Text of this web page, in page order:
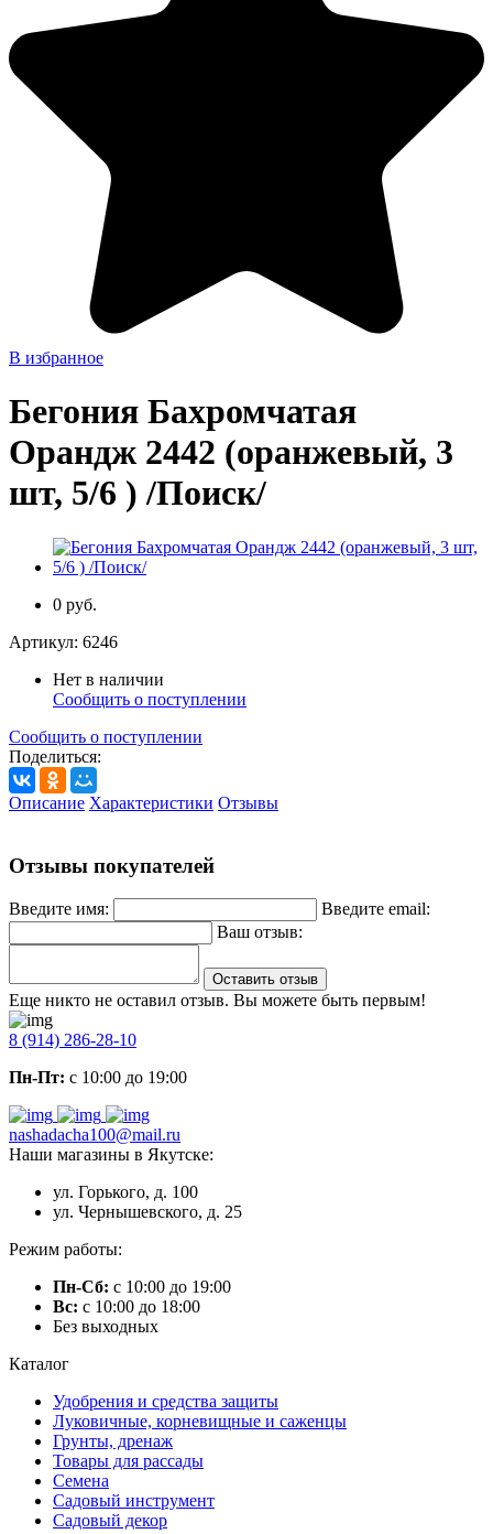
В избранное
Бегония Бахромчатая
Орандж 2442 (оранжевый, 3
шт, 5/6 ) /Поиск/
0 руб.
Артикул: 6246
Нет в наличии
Сообщить о поступлении
Сообщить о поступлении
Поделиться:
Описание Характеристики Отзывы
Отзывы покупателей
Введите имя:
Введите email:
Ваш отзыв:
Оставить отзыв
Еще никто не оставил отзыв. Вы можете быть первым!
8 (914) 286-28-10
Пн-Пт: с 10:00 до 19:00
nashadacha100@mail.ru
Наши магазины в Якутске:
ул. Горького, д. 100
ул. Чернышевского, д. 25
Режим работы:
Пн-Сб: с 10:00 до 19:00
Вс: с 10:00 до 18:00
Без выходных
Каталог
Удобрения и средства защиты
Луковичные, корневищные и саженцы
Грунты, дренаж
Товары для рассады
Семена
Садовый инструмент
Садовый декор